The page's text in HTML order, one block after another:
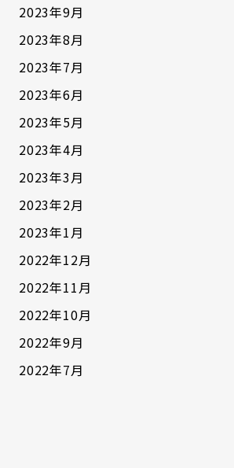
2023年9月
2023年8月
2023年7月
2023年6月
2023年5月
2023年4月
2023年3月
2023年2月
2023年1月
2022年12月
2022年11月
2022年10月
2022年9月
2022年7月